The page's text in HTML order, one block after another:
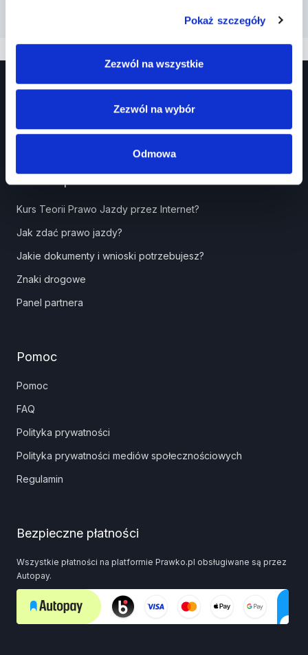
Pokaż szczegóły
Zezwól na wszystkie
Zezwól na wybór
Odmowa
Kurs Teorii Prawo Jazdy przez Internet?
Jak zdać prawo jazdy?
Jakie dokumenty i wnioski potrzebujesz?
Znaki drogowe
Panel partnera
Pomoc
Pomoc
FAQ
Polityka prywatności
Polityka prywatności mediów społecznościowych
Regulamin
Bezpieczne płatności
Wszystkie płatności na platformie Prawko.pl obsługiwane są przez
Autopay.